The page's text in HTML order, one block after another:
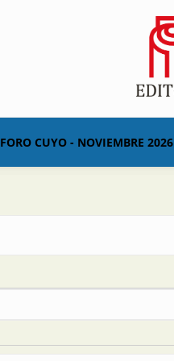
FORO CUYO - NOVIEMBRE 2026